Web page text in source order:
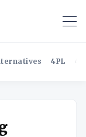
4PL